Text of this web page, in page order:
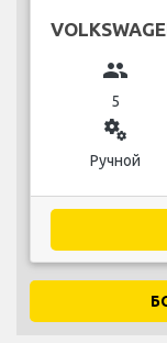
group
5
miscellaneous_services
Ручной